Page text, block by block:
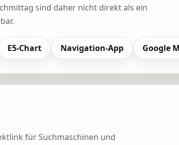
sind daher nicht direkt als ein
E5-Chart Navigation-App Google
für Suchmaschinen und